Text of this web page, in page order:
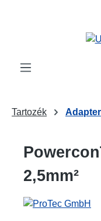
Tartozék Adapter
2,5mm²